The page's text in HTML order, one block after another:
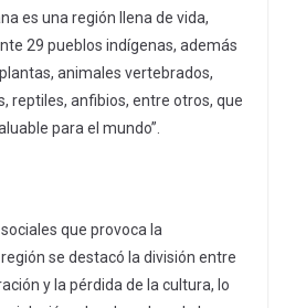
es una región llena de vida,
29 pueblos indígenas, además
animales vertebrados,
reptiles, anfibios, entre otros, que
para el mundo”.
que provoca la
se destacó la división entre
y la pérdida de la cultura, lo